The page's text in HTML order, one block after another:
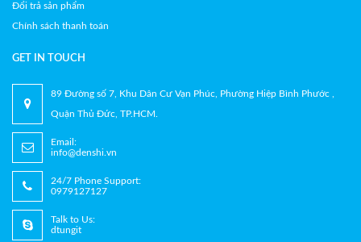
Đổi trả sản phẩm
Chính sách thanh toán
GET IN TOUCH
89 Đường số 7, Khu Dân Cư Vạn Phúc, Phường Hiệp Bình Phước ,
Quận Thủ Đức, TP.HCM.
Email:
info@denshi.vn
24/7 Phone Support:
0979127127
Talk to Us:
dtungit